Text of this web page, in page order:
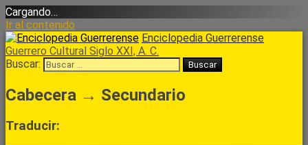
Cargando…
Ir al contenido
Enciclopedia Guerrerense
Guerrero Cultural Siglo XXI, A. C.
Buscar:
Cabecera → Secundario
Traducir: